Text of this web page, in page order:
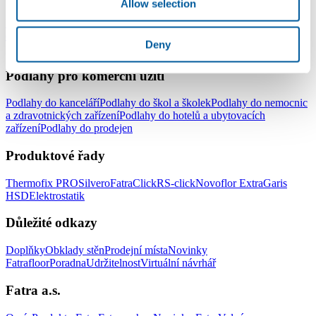
Allow selection
Deny
Podlahy do celé domácnostiPodlahy do obývacího pokojePodlahy
Podlahy do dětského pokoje
Podlahy pro komerční užití
Podlahy do kanceláříPodlahy do škol a školekPodlahy do nemocnic
a zdravotnických zařízeníPodlahy do hotelů a ubytovacích
zařízeníPodlahy do prodejen
Produktové řady
Thermofix PROSilveroFatraClickRS-clickNovoflor ExtraGaris
HSDElektrostatik
Důležité odkazy
DoplňkyObklady stěnProdejní místaNovinky
FatrafloorPoradnaUdržitelnostVirtuální návrhář
Fatra a.s.